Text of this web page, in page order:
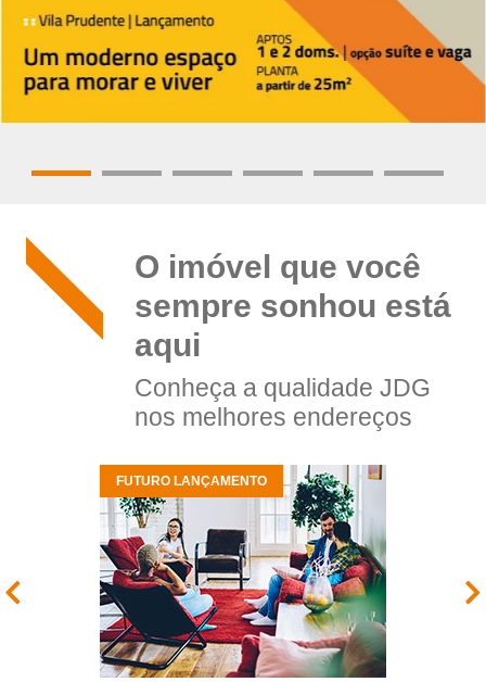
O imóvel que você
sempre sonhou está
aqui
Conheça a qualidade JDG
nos melhores endereços
FUTURO LANÇAMENTO